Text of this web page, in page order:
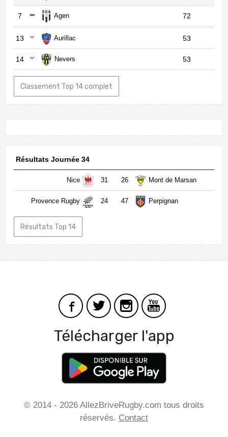
7 Agen 72
13 Aurillac 53
14 Nevers 53
Classement Top 14 complet
Résultats Journée 34
Nice 31 26 Mont de Marsan
Provence Rugby 24 47 Perpignan
Résultats Top 14
Télécharger l'app
© 2014 - 2026 AllezBriveRugby.com tous droits
réservés. Contact